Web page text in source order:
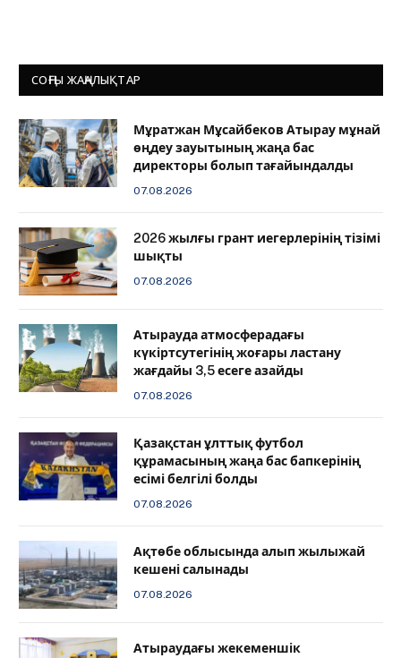
СОҢҒЫ ЖАҢАЛЫҚТАР
Мұратжан Мұсайбеков Атырау мұнай
өңдеу зауытының жаңа бас
директоры болып тағайындалды
07.08.2026
2026 жылғы грант иегерлерінің тізімі
шықты
07.08.2026
Атырауда атмосферадағы
күкіртсутегінің жоғары ластану
жағдайы 3,5 есеге азайды
07.08.2026
Қазақстан ұлттық футбол
құрамасының жаңа бас бапкерінің
есімі белгілі болды
07.08.2026
Ақтөбе облысында алып жылыжай
кешені салынады
07.08.2026
Атыраудағы жекеменшік